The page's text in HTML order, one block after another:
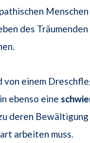
des
von einem
ebenso eine
deren Bewältigung
arbeiten muss.